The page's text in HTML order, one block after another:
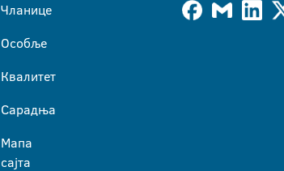
Чланице
Особље
Квалитет
Сарадња
Мапа
сајта